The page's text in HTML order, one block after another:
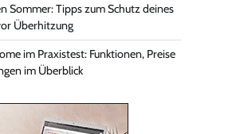
Sommer: Tipps zum Schutz deines
Überhitzung
im Praxistest: Funktionen, Preise
im Überblick